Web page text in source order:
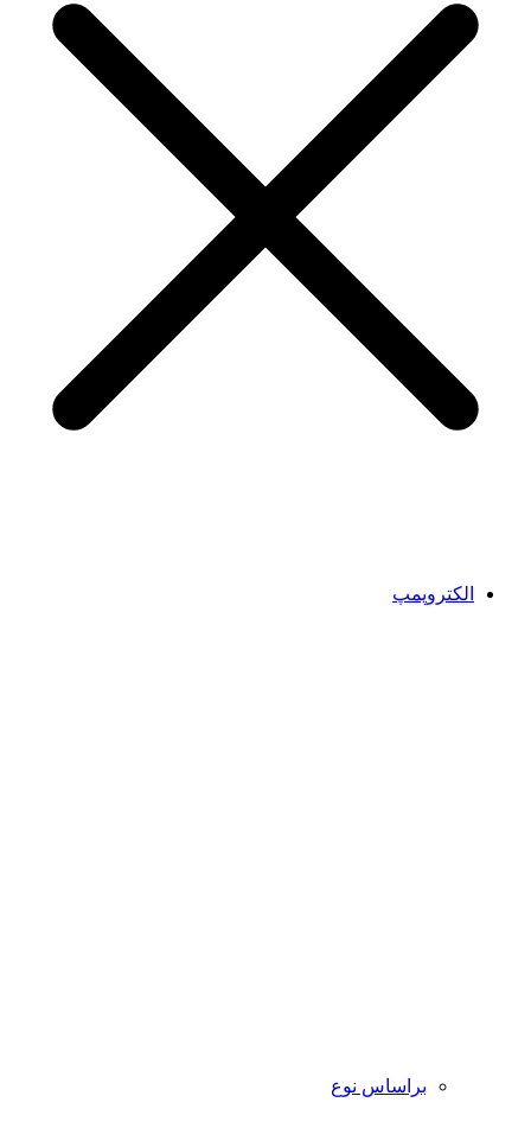
الکتروپمپ
براساس نوع